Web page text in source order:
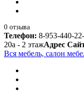
0 отзыва
Телефон: 8-953-440-
20а - 2 этажАдрес
Вся мебель, салон